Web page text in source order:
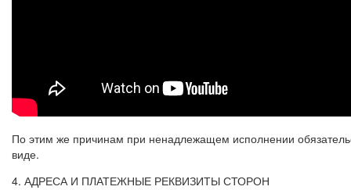
По этим же причинам при ненадлежащем исполнении
виде.
4. АДРЕСА И ПЛАТЕЖНЫЕ РЕКВИЗИТЫ СТОРОН